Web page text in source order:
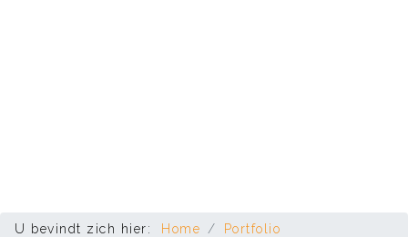
U bevindt zich hier: Home
Portfolio